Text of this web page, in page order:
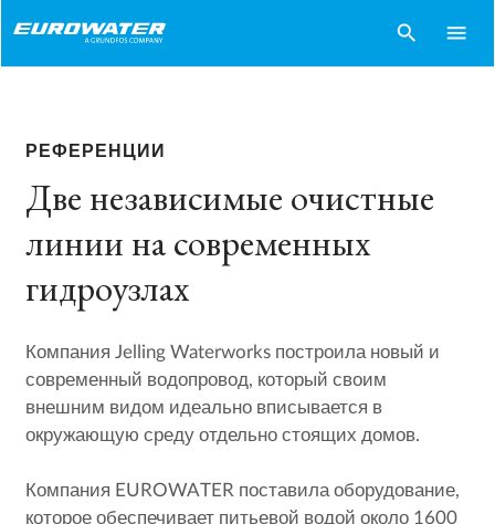
search menu
РЕФЕРЕНЦИИ
Две независимые очистные
линии на современных
гидроузлах
Компания Jelling Waterworks построила новый и
современный водопровод, который своим
внешним видом идеально вписывается в
окружающую среду отдельно стоящих домов.
Компания EUROWATER поставила оборудование,
которое обеспечивает питьевой водой около 1600